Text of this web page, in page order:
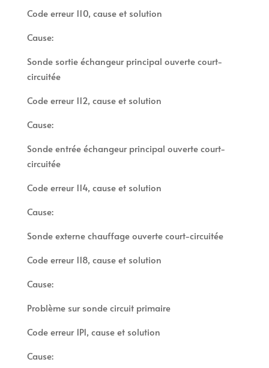
Code erreur 110, cause et solution
Cause:
Sonde sortie échangeur principal ouverte court-
circuitée
Code erreur 112, cause et solution
Cause:
Sonde entrée échangeur principal ouverte court-
circuitée
Code erreur 114, cause et solution
Cause:
Sonde externe chauffage ouverte court-circuitée
Code erreur 118, cause et solution
Cause:
Problème sur sonde circuit primaire
Code erreur 1P1, cause et solution
Cause: